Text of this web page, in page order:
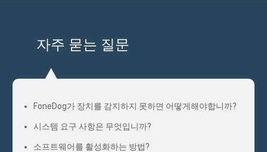
자주 묻는 질문
FoneDog가 장치를 감지하지 못하면 어떻게해야합니까?
시스템 요구 사항은 무엇입니까?
소프트웨어를 활성화하는 방법?